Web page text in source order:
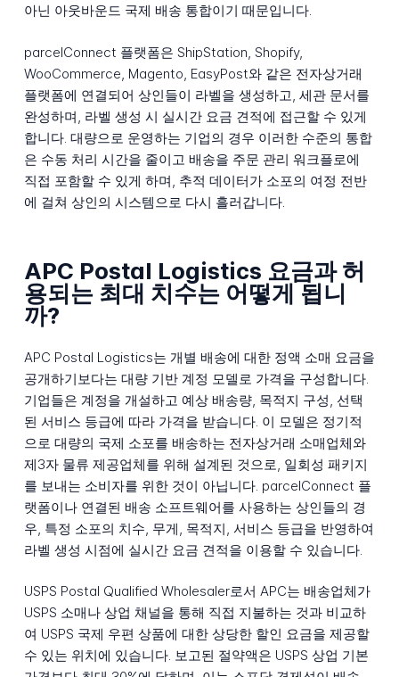
아닌 아웃바운드 국제 배송 통합이기 때문입니다.
parcelConnect 플랫폼은 ShipStation, Shopify,
WooCommerce, Magento, EasyPost와 같은 전자상거래
플랫폼에 연결되어 상인들이 라벨을 생성하고, 세관 문서를
완성하며, 라벨 생성 시 실시간 요금 견적에 접근할 수 있게
합니다. 대량으로 운영하는 기업의 경우 이러한 수준의 통합
은 수동 처리 시간을 줄이고 배송을 주문 관리 워크플로에
직접 포함할 수 있게 하며, 추적 데이터가 소포의 여정 전반
에 걸쳐 상인의 시스템으로 다시 흘러갑니다.
APC Postal Logistics 요금과 허
용되는 최대 치수는 어떻게 됩니
까?
APC Postal Logistics는 개별 배송에 대한 정액 소매 요금을
공개하기보다는 대량 기반 계정 모델로 가격을 구성합니다.
기업들은 계정을 개설하고 예상 배송량, 목적지 구성, 선택
된 서비스 등급에 따라 가격을 받습니다. 이 모델은 정기적
으로 대량의 국제 소포를 배송하는 전자상거래 소매업체와
제3자 물류 제공업체를 위해 설계된 것으로, 일회성 패키지
를 보내는 소비자를 위한 것이 아닙니다. parcelConnect 플
랫폼이나 연결된 배송 소프트웨어를 사용하는 상인들의 경
우, 특정 소포의 치수, 무게, 목적지, 서비스 등급을 반영하여
라벨 생성 시점에 실시간 요금 견적을 이용할 수 있습니다.
USPS Postal Qualified Wholesaler로서 APC는 배송업체가
USPS 소매나 상업 채널을 통해 직접 지불하는 것과 비교하
여 USPS 국제 우편 상품에 대한 상당한 할인 요금을 제공할
수 있는 위치에 있습니다. 보고된 절약액은 USPS 상업 기본